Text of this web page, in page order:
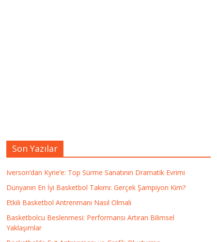
Son Yazılar
Iverson’dan Kyrie’e: Top Sürme Sanatının Dramatik Evrimi
Dünyanın En İyi Basketbol Takımı: Gerçek Şampiyon Kim?
Etkili Basketbol Antrenmanı Nasıl Olmalı
Basketbolcu Beslenmesi: Performansı Artıran Bilimsel
Yaklaşımlar